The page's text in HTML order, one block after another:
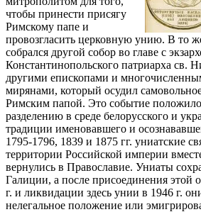
чтобы принести присягу
Римскому папе и
провозгласить церковную унию. В то
собрался другой собор во главе с
Константинопольского патриарха св.
другими епископами и
мирянами, который осудил
Римским папой. Это событие положило
разделению в среде белорусского и
традиции именовавшего и
1795-1796, 1839 и 1875 гг. униатские
территории Российской империи
вернулись в Православие. Униаты
Галиции, а после присоединения этой
г. и ликвидации здесь унии в 1946 г.
нелегальное положение или